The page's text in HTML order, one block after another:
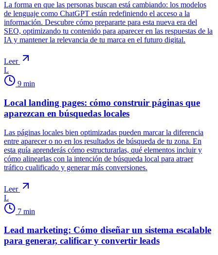
La forma en que las personas buscan está cambiando: los modelos
de lenguaje como ChatGPT están redefiniendo el acceso a la
información. Descubre cómo prepararte para esta nueva era del
SEO, optimizando tu contenido para aparecer en las respuestas de la
IA y mantener la relevancia de tu marca en el futuro digital.
Leer
L
9 min
Local landing pages: cómo construir páginas que
aparezcan en búsquedas locales
Las páginas locales bien optimizadas pueden marcar la diferencia
entre aparecer o no en los resultados de búsqueda de tu zona. En
esta guía aprenderás cómo estructurarlas, qué elementos incluir y
cómo alinearlas con la intención de búsqueda local para atraer
tráfico cualificado y generar más conversiones.
Leer
L
7 min
Lead marketing: Cómo diseñar un sistema escalable
para generar, calificar y convertir leads